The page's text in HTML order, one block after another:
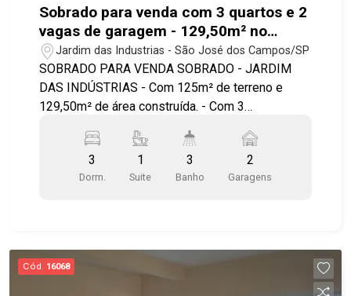
Sobrado para venda com 3 quartos e 2
vagas de garagem - 129,50m² no
bairro Jardim das Indústrias
Jardim das Industrias - São José dos Campos/SP
SOBRADO PARA VENDA SOBRADO - JARDIM
DAS INDÚSTRIAS - Com 125m² de terreno e
129,50m² de área construída. - Com 3
planejado e sacada, banheiro social, lavabo, sala
para 2 ambientes, cozinha planejada, com fogão e
forno, 2 vagas de garagem. Agende sua visita!!!
3
Dorm.
1
Suite
3
Banho
2
Garagens
Cód. 16068